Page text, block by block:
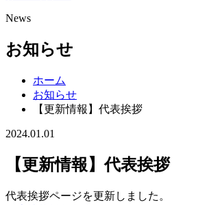
News
お知らせ
ホーム
お知らせ
【更新情報】代表挨拶
2024.01.01
【更新情報】代表挨拶
代表挨拶ページを更新しました。